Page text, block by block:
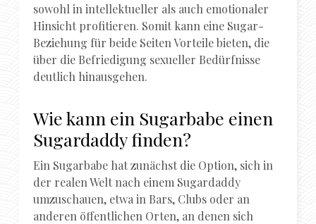
sowohl in intellektueller als auch emotionaler
Hinsicht profitieren. Somit kann eine Sugar-
Beziehung für beide Seiten Vorteile bieten, die
über die Befriedigung sexueller Bedürfnisse
deutlich hinausgehen.
Wie kann ein Sugarbabe einen
Sugardaddy finden?
Ein Sugarbabe hat zunächst die Option, sich in
der realen Welt nach einem Sugardaddy
umzuschauen, etwa in Bars, Clubs oder an
anderen öffentlichen Orten, an denen sich